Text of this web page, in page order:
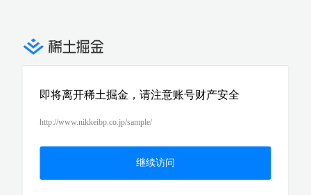
即将离开稀土掘金，请注意账号财产安全
http://www.nikkeibp.co.jp/sample/
继续访问